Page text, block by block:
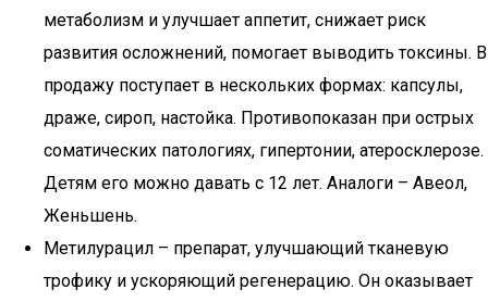
метаболизм и улучшает аппетит, снижает риск
развития осложнений, помогает выводить токсины. В
продажу поступает в нескольких формах: капсулы,
драже, сироп, настойка. Противопоказан при острых
соматических патологиях, гипертонии, атеросклерозе.
Детям его можно давать с 12 лет. Аналоги – Авеол,
Женьшень.
Метилурацил – препарат, улучшающий тканевую
трофику и ускоряющий регенерацию. Он оказывает